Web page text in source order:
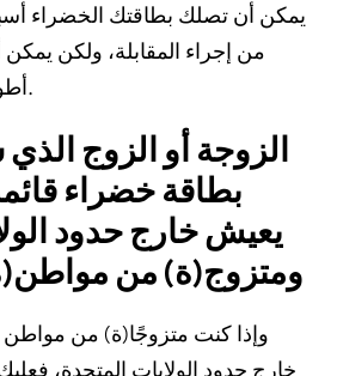
يمكن أن تصلك بطاقتك الخضراء
من إجراء المقابلة، ولكن
أطول في بعض الحالات.
الزوجة أو الزوج
بطاقة خضراء
يعيش خارج حدود
ومتزوج(ة) من
وإذا كنت متزوجًا(ة) من
خارج حدود الولايات المتحدة،